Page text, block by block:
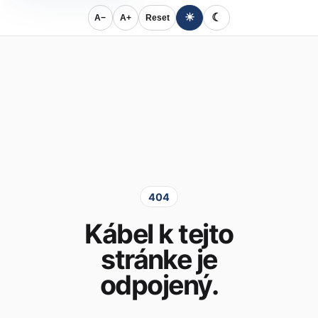
A− A+ Reset ☀ ☾
404
Kábel k tejto
stránke je
odpojený.